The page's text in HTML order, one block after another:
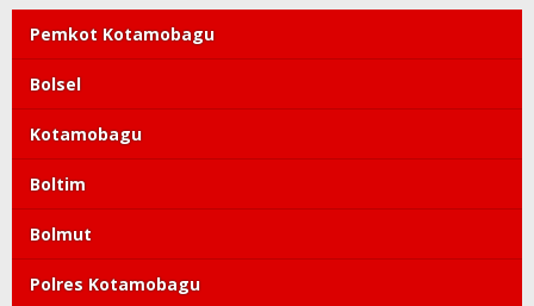
Pemkot Kotamobagu
Bolsel
Kotamobagu
Boltim
Bolmut
Polres Kotamobagu